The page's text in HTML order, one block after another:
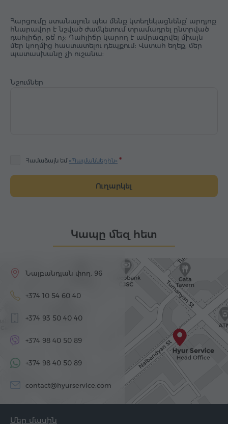
Հարցումը ստանալուն պես մենք կտեղեկացնենք՝ արդյոք
հնարավոր է նշված ժամկետում տրամադրել ընտրված
դահլիճը, թե՝ ոչ: Դահլիճը կարող է ամրագրվել միայն
մեր կողմից հաստատելու դեպքում: Վստահ եղեք, մեր
պատասխանը չի ուշանա:
Նշումներ
Համաձայն եմ «Պայմաններին»
Ուղարկել
Կապը մեզ հետ
Նալբանդյան փող. 96
+374 10 54 60 40
+374 93 50 40 40
+374 98 40 50 89
+374 98 40 50 89
contact@hyurservice.com
Մեր մասին